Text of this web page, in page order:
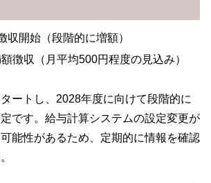
収開始（段階的に増額）
額徴収（月平均500円程度の見込み）
ートし、2028年度に向けて段階的に
です。給与計算システムの設定変更が
能性があるため、定期的に情報を確認